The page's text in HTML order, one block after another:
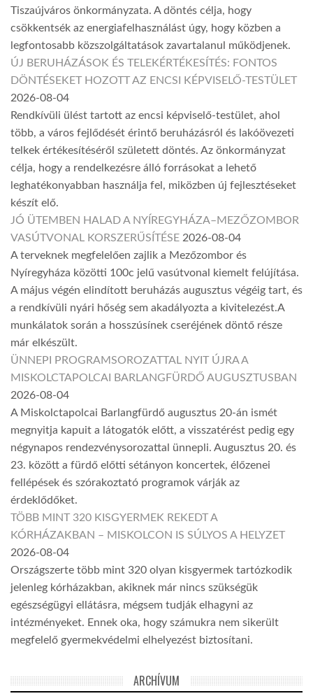
Tiszaújváros önkormányzata. A döntés célja, hogy
csökkentsék az energiafelhasználást úgy, hogy közben a
legfontosabb közszolgáltatások zavartalanul működjenek.
ÚJ BERUHÁZÁSOK ÉS TELEKÉRTÉKESÍTÉS: FONTOS
DÖNTÉSEKET HOZOTT AZ ENCSI KÉPVISELŐ-TESTÜLET
2026-08-04
Rendkívüli ülést tartott az encsi képviselő-testület, ahol
több, a város fejlődését érintő beruházásról és lakóövezeti
telkek értékesítéséről született döntés. Az önkormányzat
célja, hogy a rendelkezésre álló forrásokat a lehető
leghatékonyabban használja fel, miközben új fejlesztéseket
készít elő.
JÓ ÜTEMBEN HALAD A NYÍREGYHÁZA–MEZŐZOMBOR
VASÚTVONAL KORSZERŰSÍTÉSE 2026-08-04
A terveknek megfelelően zajlik a Mezőzombor és
Nyíregyháza közötti 100c jelű vasútvonal kiemelt felújítása.
A május végén elindított beruházás augusztus végéig tart, és
a rendkívüli nyári hőség sem akadályozta a kivitelezést.A
munkálatok során a hosszúsínek cseréjének döntő része
már elkészült.
ÜNNEPI PROGRAMSOROZATTAL NYIT ÚJRA A
MISKOLCTAPOLCAI BARLANGFÜRDŐ AUGUSZTUSBAN
2026-08-04
A Miskolctapolcai Barlangfürdő augusztus 20-án ismét
megnyitja kapuit a látogatók előtt, a visszatérést pedig egy
négynapos rendezvénysorozattal ünnepli. Augusztus 20. és
23. között a fürdő előtti sétányon koncertek, élőzenei
fellépések és szórakoztató programok várják az
érdeklődőket.
TÖBB MINT 320 KISGYERMEK REKEDT A
KÓRHÁZAKBAN – MISKOLCON IS SÚLYOS A HELYZET
2026-08-04
Országszerte több mint 320 olyan kisgyermek tartózkodik
jelenleg kórházakban, akiknek már nincs szükségük
egészségügyi ellátásra, mégsem tudják elhagyni az
intézményeket. Ennek oka, hogy számukra nem sikerült
megfelelő gyermekvédelmi elhelyezést biztosítani.
ARCHÍVUM